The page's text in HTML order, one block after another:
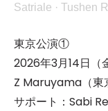
Satriale · Tushen
東京公演①
2026年3月14日（
Z Maruyama（東
サポート：Sabi